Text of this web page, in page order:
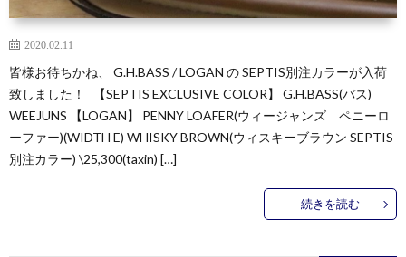
2020.02.11
皆様お待ちかね、 G.H.BASS / LOGAN の SEPTIS別注カラーが入荷
致しました！ 【SEPTIS EXCLUSIVE COLOR】 G.H.BASS(バス)
WEEJUNS 【LOGAN】 PENNY LOAFER(ウィージャンズ ペニーロ
ーファー)(WIDTH E) WHISKY BROWN(ウィスキーブラウン SEPTIS
別注カラー) \25,300(taxin) […]
続きを読む